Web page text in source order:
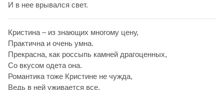
И в нее врывался свет.
Кристина – из знающих многому цену,
Практична и очень умна.
Прекрасна, как россыпь камней драгоценных,
Со вкусом одета она.
Романтика тоже Кристине не чужда,
Ведь в ней уживается все.